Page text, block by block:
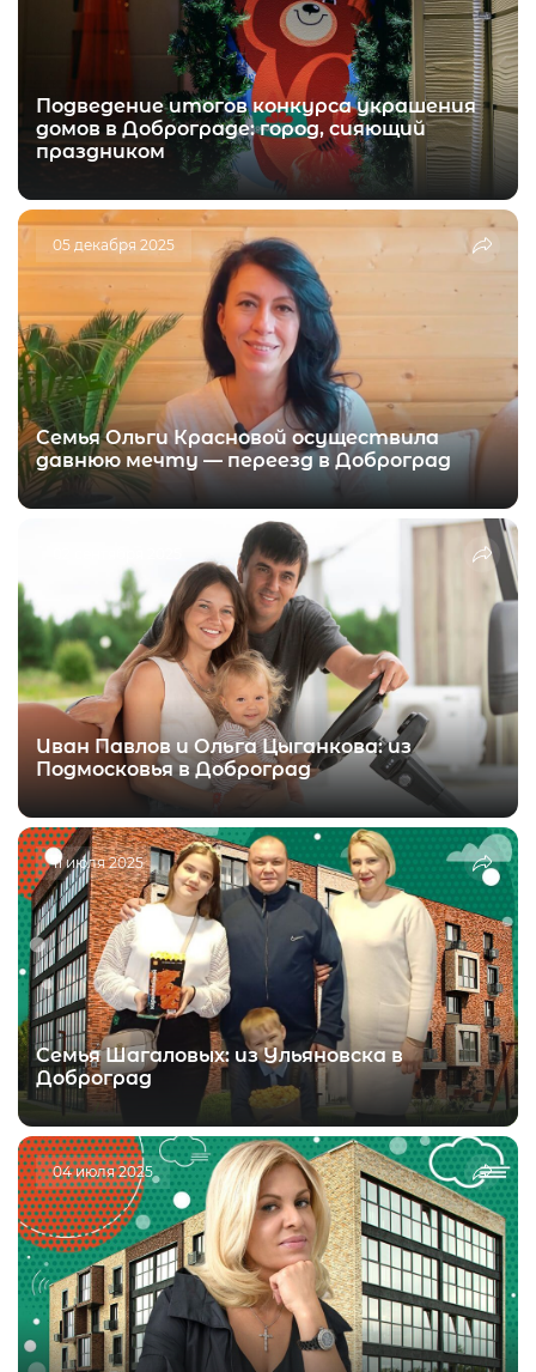
Подведение итогов конкурса украшения
домов в Доброграде: город, сияющий
праздником
05 декабря 2025
Семья Ольги Красновой осуществила
давнюю мечту — переезд в Доброград
Иван Павлов и Ольга Цыганкова: из
Подмосковья в Доброград
11 июля 2025
Семья Шагаловых: из Ульяновска в
Доброград
04 июля 2025